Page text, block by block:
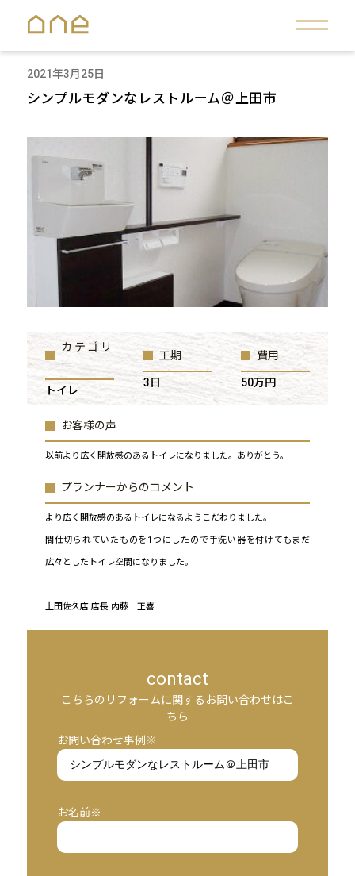
2021年3月25日
シンプルモダンなレストルーム＠上田市
カテゴリ
ー
トイレ
工期
3日
費用
50万円
お客様の声
以前より広く開放感のあるトイレになりました。ありがとう。
プランナーからのコメント
より広く開放感のあるトイレになるようこだわりました。
間仕切られていたものを1つにしたので手洗い器を付けてもまだ
広々としたトイレ空間になりました。
上田佐久店 店長 内藤 正喜
contact
こちらのリフォームに関するお問い合わせはこ
ちら
お問い合わせ事例※
お名前※